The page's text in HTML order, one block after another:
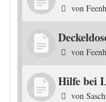
von
von
Hilfe bei
von